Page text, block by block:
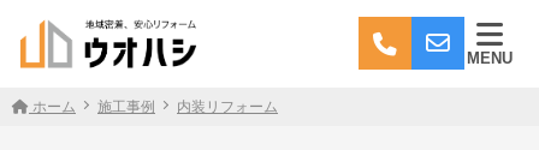
MENU
ホーム 施工事例 内装リフォーム